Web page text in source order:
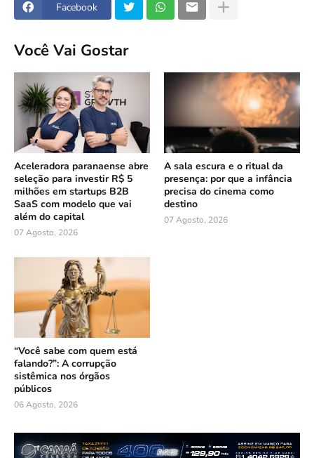
Facebook
Você Vai Gostar
Aceleradora paranaense abre
seleção para investir R$ 5
milhões em startups B2B
SaaS com modelo que vai
além do capital
07 Agosto, 2026
A sala escura e o ritual da
presença: por que a infância
precisa do cinema como
destino
07 Agosto, 2026
“Você sabe com quem está
falando?”: A corrupção
sistêmica nos órgãos
públicos
06 Agosto, 2026